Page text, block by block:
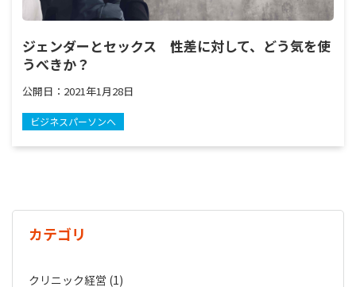
ジェンダーとセックス 性差に対して、どう気を使
うべきか？
公開日： 2021年1月28日
ビジネスパーソンへ
カテゴリ
クリニック経営 (1)